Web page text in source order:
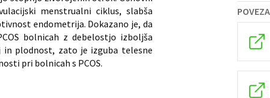
menstrualni ciklus, slabša
endometrija. Dokazano je, da
bolnicah z debelostjo izboljša
plodnost, zato je izguba telesne
pri bolnicah s PCOS.